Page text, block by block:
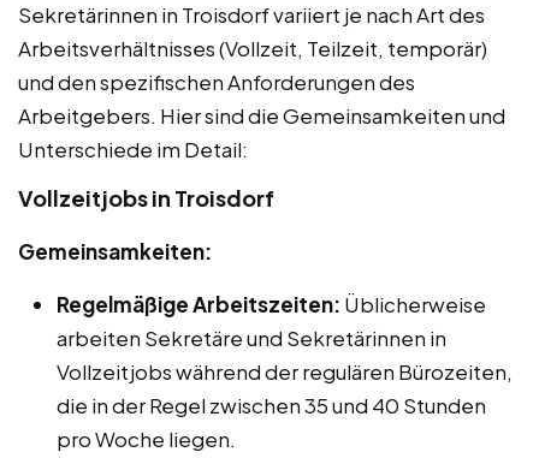
Sekretärinnen in Troisdorf variiert je nach Art des
Arbeitsverhältnisses (Vollzeit, Teilzeit, temporär)
und den spezifischen Anforderungen des
Arbeitgebers. Hier sind die Gemeinsamkeiten und
Unterschiede im Detail:
Vollzeitjobs in Troisdorf
Gemeinsamkeiten:
Regelmäßige Arbeitszeiten: Üblicherweise
arbeiten Sekretäre und Sekretärinnen in
Vollzeitjobs während der regulären Bürozeiten,
die in der Regel zwischen 35 und 40 Stunden
pro Woche liegen.